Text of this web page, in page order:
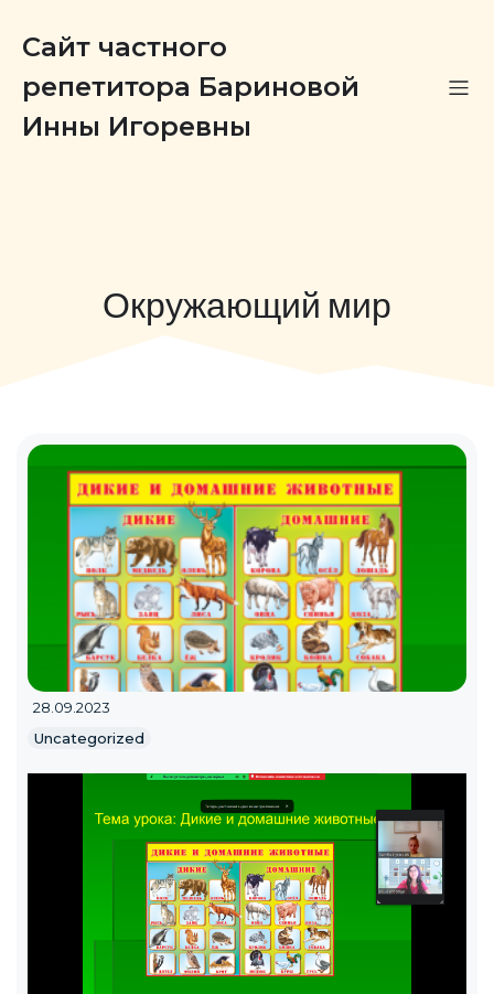
Сайт частного
репетитора Бариновой
Инны Игоревны
Окружающий мир
28.09.2023
Uncategorized